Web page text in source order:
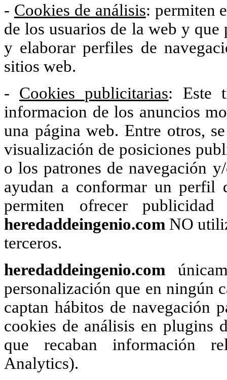
- Cookies de análisis: permiten
de los usuarios de la web y
y elaborar perfiles de
sitios web.
- Cookies publicitarias: Este
informacion de los anuncios
una página web. Entre otros,
visualización de posiciones
o los patrones de navegación
ayudan a conformar un perfil
permiten ofrecer
heredaddeingenio.com NO
terceros.
heredaddeingenio.com
personalización que en ningún
captan hábitos de navegación
cookies de análisis en plugins
que recaban información
Analytics).